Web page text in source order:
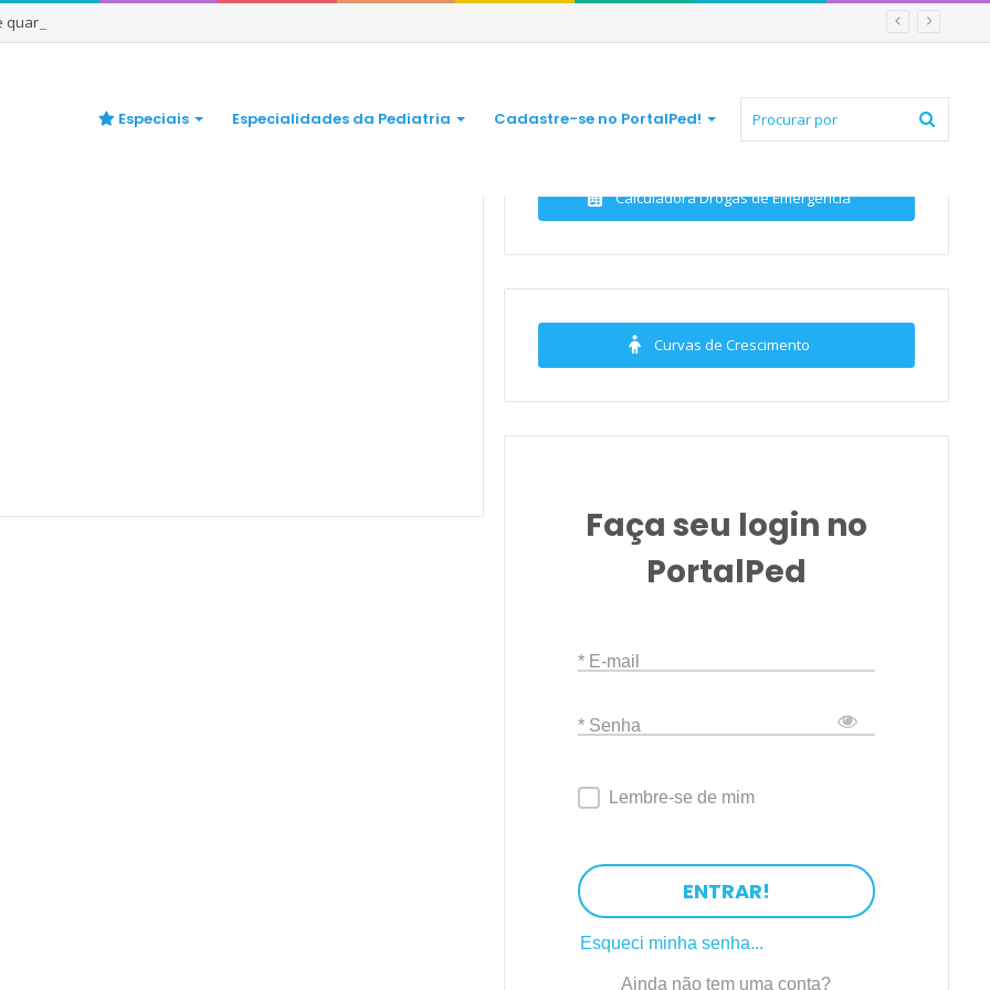
se preocupar
Especiais Especialidades da Pediatria Cadastre-se no PortalPed!
Calculadora Drogas de Emergência
Curvas de Crescimento
Faça seu login no
PortalPed
* E-mail
* Senha
Lembre-se de mim
ENTRAR!
Esqueci minha senha...
Ainda não tem uma conta?